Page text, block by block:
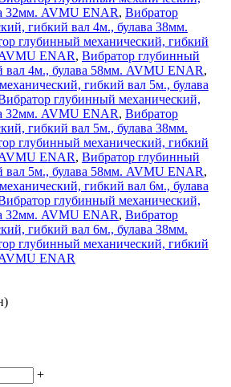
32мм. AVMU ENAR, Вибратор
гибкий вал 4м., булава 38мм.
глубинный механический, гибкий
ENAR, Вибратор глубинный
вал 4м., булава 58мм. AVMU ENAR,
гибкий вал 5м., булава
глубинный механический,
32мм. AVMU ENAR, Вибратор
гибкий вал 5м., булава 38мм.
глубинный механический, гибкий
ENAR, Вибратор глубинный
вал 5м., булава 58мм. AVMU ENAR,
гибкий вал 6м., булава
глубинный механический,
32мм. AVMU ENAR, Вибратор
гибкий вал 6м., булава 38мм.
глубинный механический, гибкий
ENAR
+